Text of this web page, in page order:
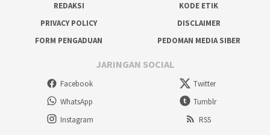
REDAKSI
KODE ETIK
PRIVACY POLICY
DISCLAIMER
FORM PENGADUAN
PEDOMAN MEDIA SIBER
JARINGAN SOCIAL
Facebook
Twitter
WhatsApp
Tumblr
Instagram
RSS